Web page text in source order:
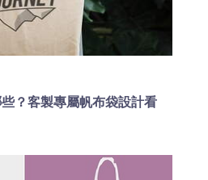
？客製專屬帆布袋設計看